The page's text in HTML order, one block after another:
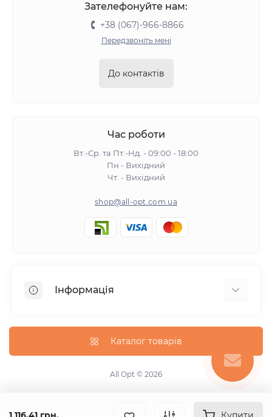
Зателефонуйте нам:
+38 (067)-966-8866
Передзвоніть мені
До контактів
Час роботи
Вт.-Ср. та Пт.-Нд. - 09:00 - 18:00
Пн - Вихідний
Чт. - Вихідний
shop@all-opt.com.ua
Інформація
Оплата та доставка
Повернення та обмін
Політика конфіденційності
Каталог товарів
All Opt © 2026